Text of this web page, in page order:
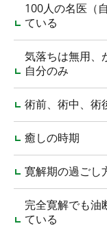
100人の名医（
ている
気落ちは無用、
自分のみ
術前、術中、術
癒しの時期
寛解期の過ごし
完全寛解でも油
ている